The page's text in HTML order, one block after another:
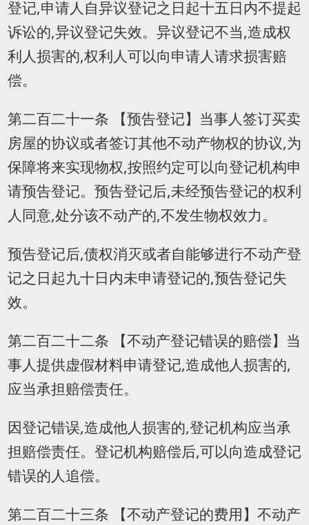
登记,申请人自异议登记之日起十五日内不提起
诉讼的,异议登记失效。异议登记不当,造成权
利人损害的,权利人可以向申请人请求损害赔
偿。
第二百二十一条 【预告登记】当事人签订买卖
房屋的协议或者签订其他不动产物权的协议,为
保障将来实现物权,按照约定可以向登记机构申
请预告登记。预告登记后,未经预告登记的权利
人同意,处分该不动产的,不发生物权效力。
预告登记后,债权消灭或者自能够进行不动产登
记之日起九十日内未申请登记的,预告登记失
效。
第二百二十二条 【不动产登记错误的赔偿】当
事人提供虚假材料申请登记,造成他人损害的,
应当承担赔偿责任。
因登记错误,造成他人损害的,登记机构应当承
担赔偿责任。登记机构赔偿后,可以向造成登记
错误的人追偿。
第二百二十三条 【不动产登记的费用】不动产